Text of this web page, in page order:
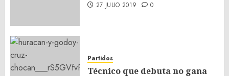
27 JULIO 2019 0
Partidos
Técnico que debuta no gana